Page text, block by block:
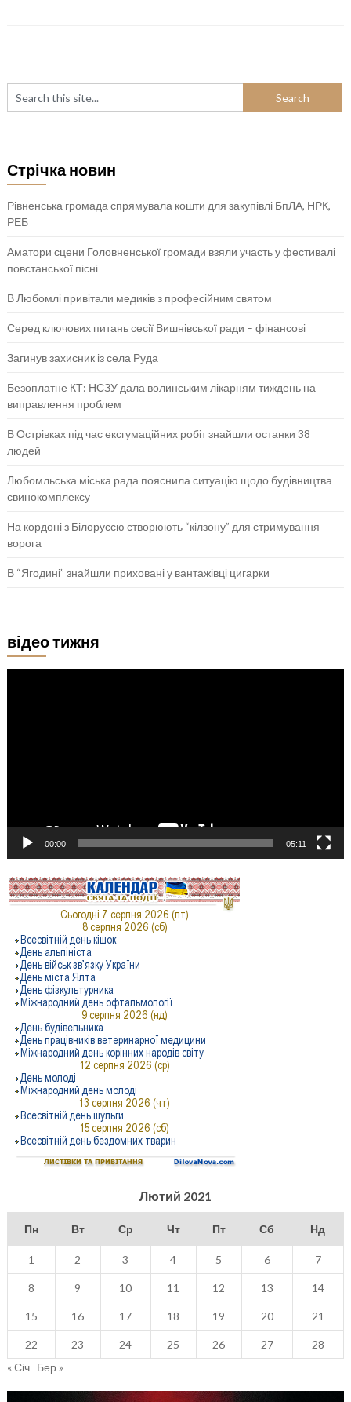
Стрічка новин
Рівненська громада спрямувала кошти для закупівлі БпЛА, НРК,
РЕБ
Аматори сцени Головненської громади взяли участь у фестивалі
повстанської пісні
В Любомлі привітали медиків з професійним святом
Серед ключових питань сесії Вишнівської ради – фінансові
Загинув захисник із села Руда
Безоплатне КТ: НСЗУ дала волинським лікарням тиждень на
виправлення проблем
В Острівках під час ексгумаційних робіт знайшли останки 38
людей
Любомльська міська рада пояснила ситуацію щодо будівництва
свинокомплексу
На кордоні з Білоруссю створюють “кілзону” для стримування
ворога
В “Ягодині” знайшли приховані у вантажівці цигарки
відео тижня
00:00 05:11
Лютий 2021
Пн Вт Ср Чт Пт Сб Нд
1 2 3 4 5 6 7
8 9 10 11 12 13 14
15 16 17 18 19 20 21
22 23 24 25 26 27
28
« Січ Бер »